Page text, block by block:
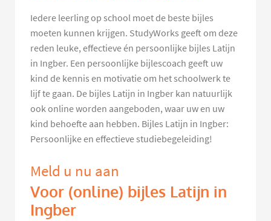
Iedere leerling op school moet de beste bijles
moeten kunnen krijgen. StudyWorks geeft om deze
reden leuke, effectieve én persoonlijke bijles Latijn
in Ingber. Een persoonlijke bijlescoach geeft uw
kind de kennis en motivatie om het schoolwerk te
lijf te gaan. De bijles Latijn in Ingber kan natuurlijk
ook online worden aangeboden, waar uw en uw
kind behoefte aan hebben. Bijles Latijn in Ingber:
Persoonlijke en effectieve studiebegeleiding!
Meld u nu aan
Voor (online) bijles Latijn in
Ingber